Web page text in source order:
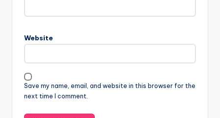
Website
Save my name, email, and website in this browser for the
next time I comment.